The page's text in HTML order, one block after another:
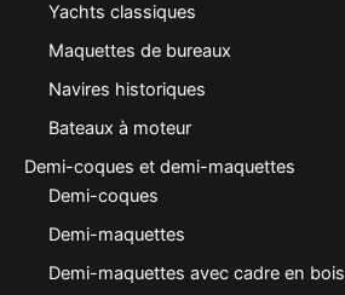
Yachts classiques
Maquettes de bureaux
Navires historiques
Bateaux à moteur
Demi-coques et demi-maquettes
Demi-coques
Demi-maquettes
Demi-maquettes avec cadre en bois